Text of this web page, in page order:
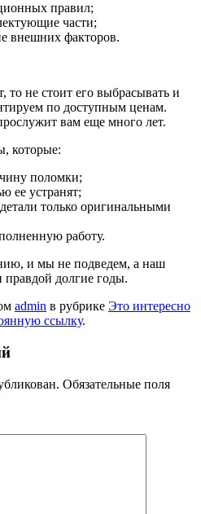
правил;
части;
внешних факторов.
то не стоит его выбрасывать и
по доступным ценам.
вам еще много лет.
которые:
поломки;
ее устранят;
только оригинальными
работу.
и мы не подведем, а наш
правдой долгие годы.
admin в рубрике Это интересно
ссылку.
Обязательные поля